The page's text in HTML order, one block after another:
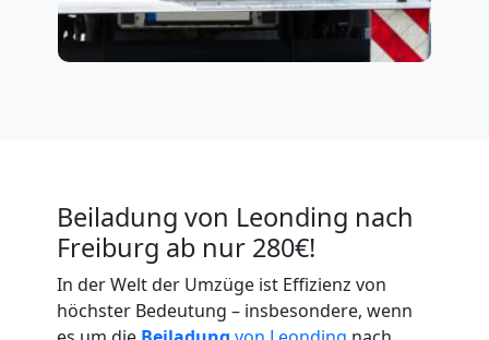
Beiladung von Leonding nach
Freiburg ab nur 280€!
In der Welt der Umzüge ist Effizienz von
höchster Bedeutung – insbesondere, wenn